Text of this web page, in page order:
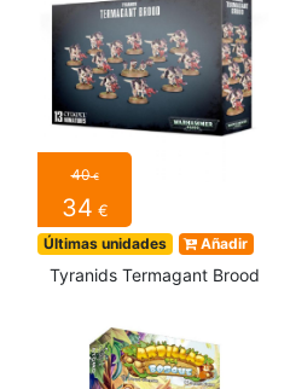
40€
34 €
Últimas unidades Añadir
Tyranids Termagant Brood